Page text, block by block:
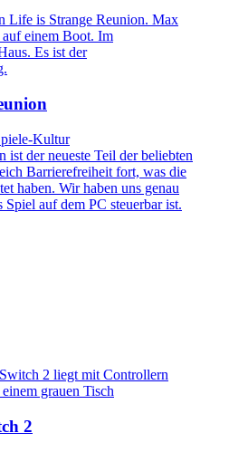
Kultur
ist der neueste Teil der beliebten
Barrierefreiheit fort, was die
haben. Wir haben uns genau
Spiel auf dem PC steuerbar ist.
2